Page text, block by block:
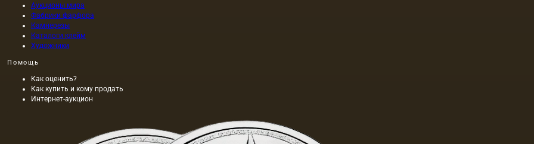
Аукционы мира
Фабрики фарфора
Камнерезы
Каталоги клейм
Художники
Помощь
Как оценить?
Как купить и кому продать
Интернет-аукцион